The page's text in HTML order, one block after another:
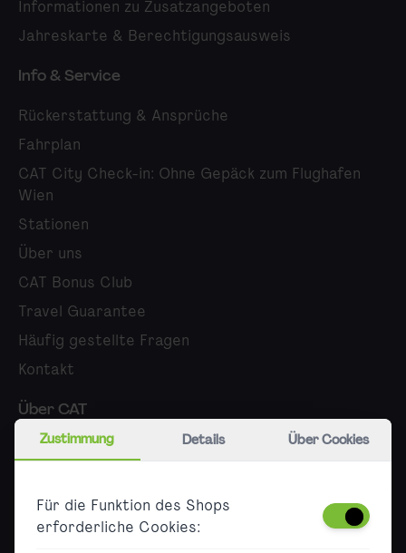
Zustimmung Details Über Cookies
Für die Funktion des Shops
erforderliche Cookies:
Informationen zu Zusatzangeboten
Jahreskarte & Berechtigungsausweis
Info & Service
Rückerstattung & Ansprüche
Fahrplan
CAT City Check-in: Ohne Gepäck zum Flughafen
Wien
Stationen
Über uns
CAT Bonus Club
Travel Guarantee
Häufig gestellte Fragen
Kontakt
Über CAT
Karriere
B2B